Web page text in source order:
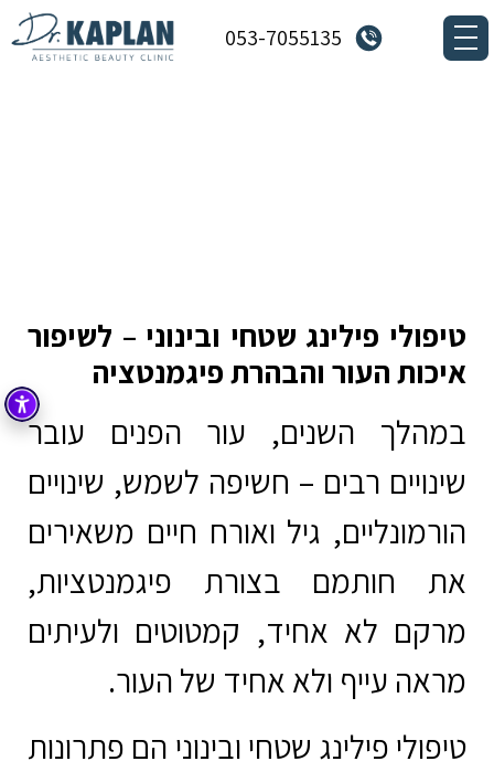
053-7055135
טיפולי פילינג שטחי ובינוני – לשיפור
איכות העור והבהרת פיגמנטציה
במהלך השנים, עור הפנים עובר
שינויים רבים – חשיפה לשמש, שינויים
הורמונליים, גיל ואורח חיים משאירים
את חותמם בצורת פיגמנטציות,
מרקם לא אחיד, קמטוטים ולעיתים
מראה עייף ולא אחיד של העור.
טיפולי פילינג שטחי ובינוני הם פתרונות